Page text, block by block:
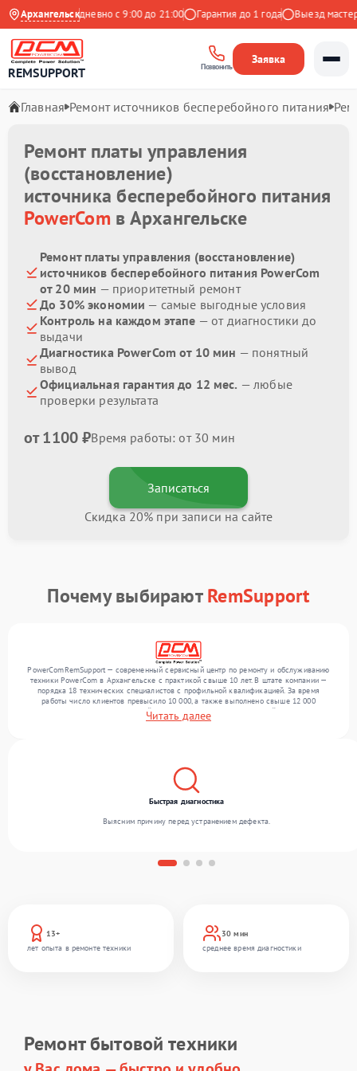
Архангельск
Ежедневно с 9:00 до 21:00 Гарантия до 1 года Выезд мастера
REMSUPPORT Позвонить
Заявка
Главная Ремонт источников бесперебойного питания
Ремонт платы управления
(восстановление)
источника бесперебойного питания
PowerComв Архангельске
Ремонт платы управления (восстановление)
источников бесперебойного питания PowerCom
от 20 мин — приоритетный ремонт
До 30% экономии — самые выгодные условия
Контроль на каждом этапе — от диагностики до
выдачи
Диагностика PowerCom от 10 мин — понятный
вывод
Официальная гарантия до 12 мес. — любые
проверки результата
от 1100 ₽Время работы: от 30 мин
Записаться
Скидка 20% при записи на сайте
Почему выбираютRemSupport
PowerComRemSupport — современный сервисный центр по ремонту и обслуживанию
техники PowerCom в Архангельске с практикой свыше 10 лет. В штате компании —
порядка 18 технических специалистов с профильной квалификацией. За время
работы число клиентов превысило 10 000, а также выполнено свыше 12 000
ремонтов. Ежемесячно в сервисный центр поступает более 300 устройств, включая , , .
Мы выполняем ремонт различного уровня сложности и обеспечиваем надежный
Читать далее
13+
лет опыта в ремонте техники
30 мин
среднее время диагностики
Быстрая диагностика
Выясним причину перед устранением дефекта.
Ремонт бытовой техники